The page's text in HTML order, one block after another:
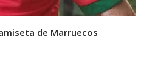
de Marruecos